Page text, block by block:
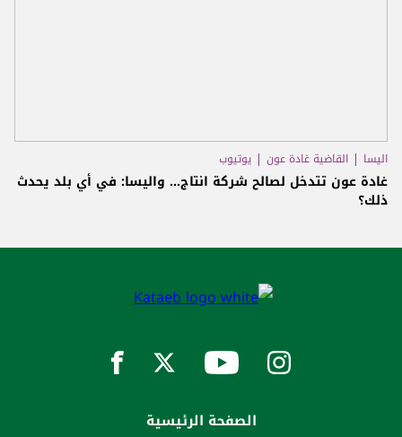
اليسا القاضية غادة عون يوتيوب
غادة عون تتدخل لصالح شركة انتاج... واليسا: في أي بلد يحدث
ذلك؟
الصفحة الرئيسية